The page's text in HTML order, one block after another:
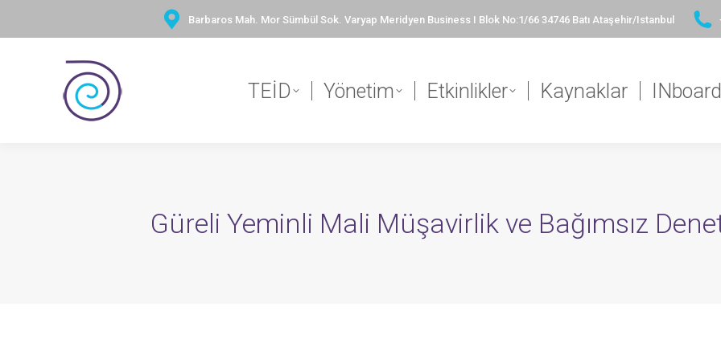
Barbaros Mah. Mor Sümbül Sok. Varyap Meridyen Business I Blok No:1/66 34746 Batı Ataşehir/Istanbul
TEİD Yönetim Etkinlikler Kaynaklar INboard
Güreli Yeminli Mali Müşavirlik ve Bağımsız